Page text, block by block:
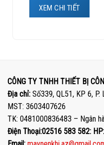
XEM CHI TIẾT
CÔNG TY TNHH THIẾT BỊ
Địa chỉ: Số339, QL51, KP 6,
MST: 3603407626
TK: 0481000836483 – Ngân
Điện Thoại:02516 583 582: